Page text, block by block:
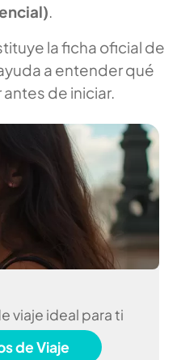
la ficha oficial de
a entender qué
de iniciar.
viaje ideal para ti
de Viaje